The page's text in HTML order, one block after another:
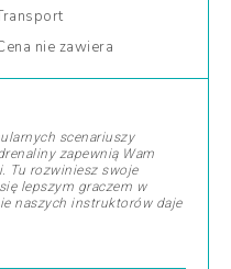
nie zawiera
scenariuszy
zapewnią Wam
Tu rozwiniesz swoje
lepszym graczem w
naszych instruktorów daje